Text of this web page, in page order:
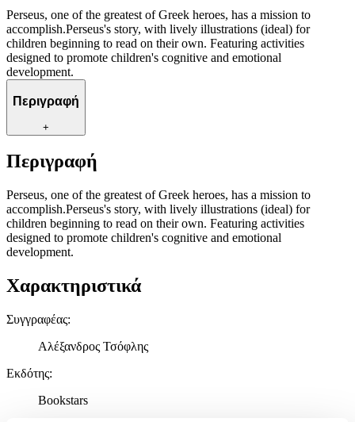
Perseus, one of the greatest of Greek heroes, has a mission to
accomplish.Perseus's story, with lively illustrations (ideal) for
children beginning to read on their own. Featuring activities
designed to promote children's cognitive and emotional
development.
Περιγραφή
+
Περιγραφή
Perseus, one of the greatest of Greek heroes, has a mission to
accomplish.Perseus's story, with lively illustrations (ideal) for
children beginning to read on their own. Featuring activities
designed to promote children's cognitive and emotional
development.
Χαρακτηριστικά
Συγγραφέας:
Αλέξανδρος Τσόφλης
Εκδότης:
Bookstars